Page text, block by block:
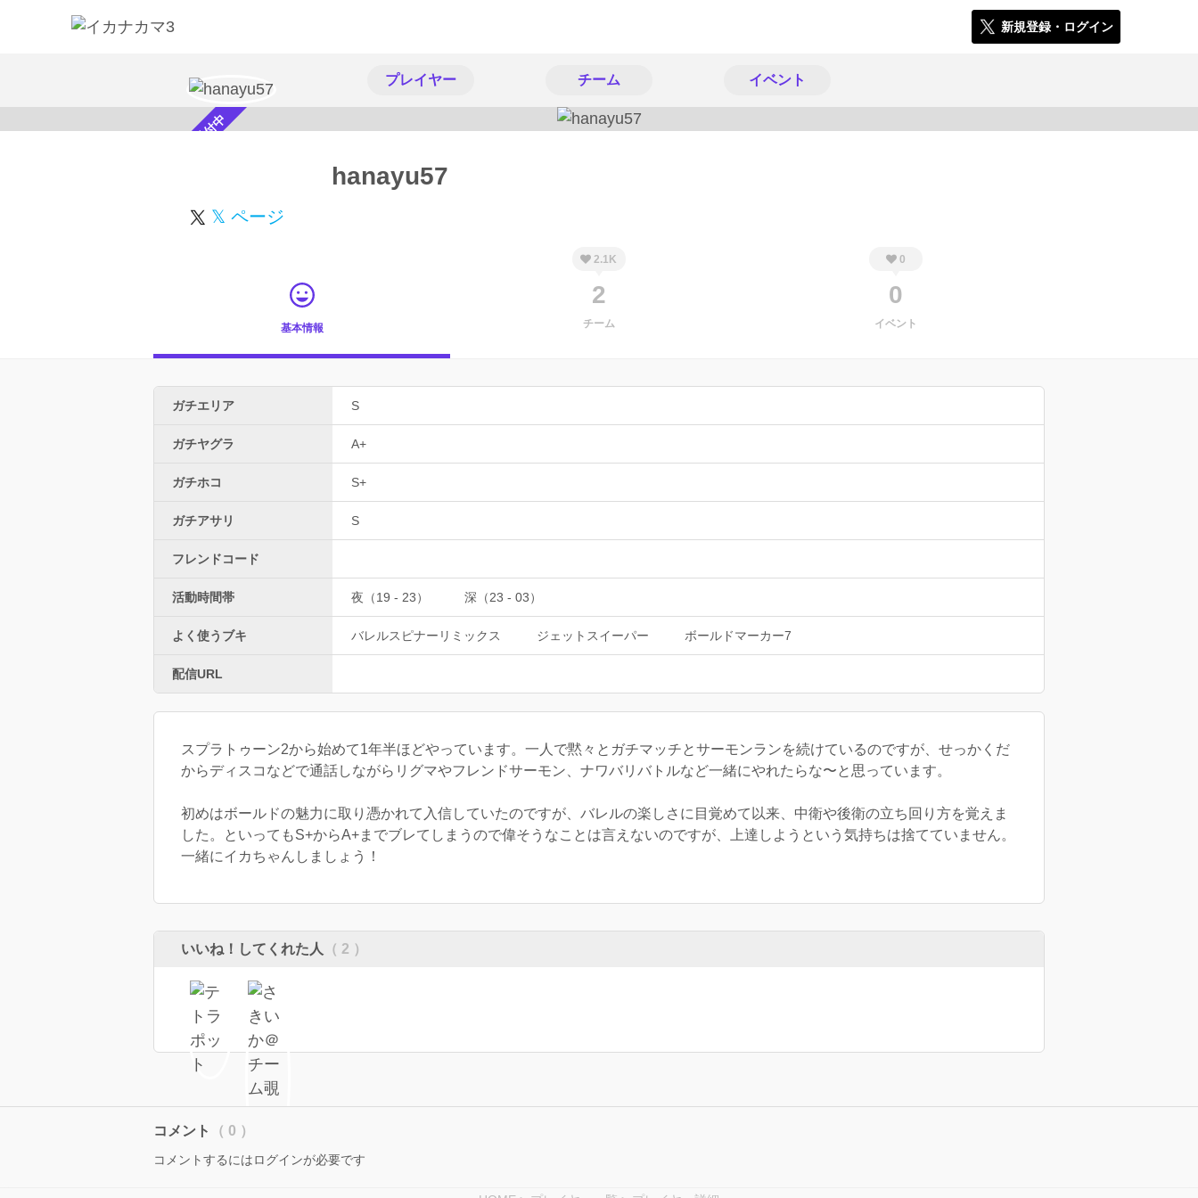
新規登録・ログイン
プレイヤー チーム イベント
スカウト受付中 hanayu57
𝕏 ページ
基本情報
2.1K
2
チーム
0
0
イベント
ガチエリア S
ガチヤグラ A+
ガチホコ S+
ガチアサリ S
フレンドコード
活動時間帯 夜（19 - 23） 深（23 - 03）
よく使うブキ バレルスピナーリミックス ジェットスイーパー ボールドマーカー7
配信URL
スプラトゥーン2から始めて1年半ほどやっています。一人で黙々とガチマッチとサーモンランを続けているのですが、せっかくだ
からディスコなどで通話しながらリグマやフレンドサーモン、ナワバリバトルなど一緒にやれたらな〜と思っています。
初めはボールドの魅力に取り憑かれて入信していたのですが、バレルの楽しさに目覚めて以来、中衛や後衛の立ち回り方を覚えま
した。といってもS+からA+までブレてしまうので偉そうなことは言えないのですが、上達しようという気持ちは捨てていません。
一緒にイカちゃんしましょう！
いいね！してくれた人 （ 2 ）
コメント （ 0 ）
コメントするにはログインが必要です